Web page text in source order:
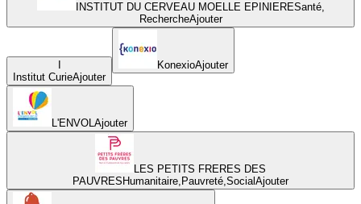
INSTITUT DU CERVEAU MOELLE EPINIERESanté,
RechercheAjouter
Institut CurieAjouter
KonexioAjouter
L'ENVOLAjouter
LES PETITS FRERES DES
PAUVRES Humanitaire,Pauvreté,SocialAjouter